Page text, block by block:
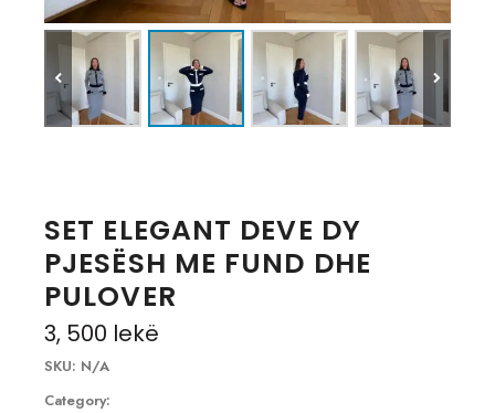
SET ELEGANT DEVE DY
PJESËSH ME FUND DHE
PULOVER
3, 500 lekë
SKU: N/A
Category: